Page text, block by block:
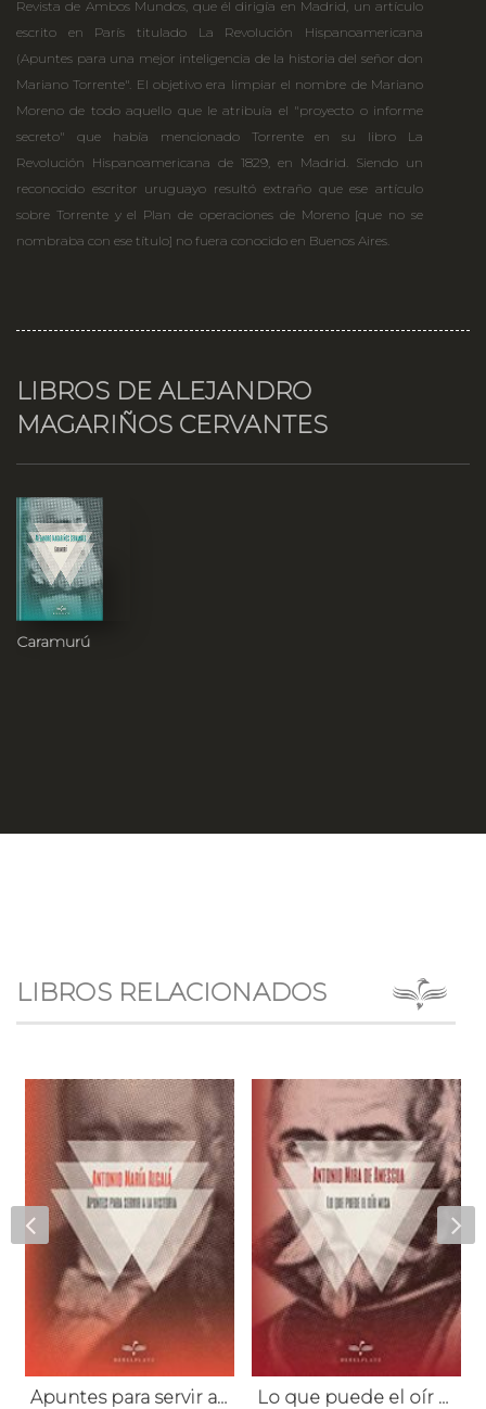
Revista de Ambos Mundos, que él dirigía en Madrid, un artículo
escrito en París titulado La Revolución Hispanoamericana
(Apuntes para una mejor inteligencia de la historia del señor don
Mariano Torrente". El objetivo era limpiar el nombre de Mariano
Moreno de todo aquello que le atribuía el "proyecto o informe
secreto" que había mencionado Torrente en su libro La
Revolución Hispanoamericana de 1829, en Madrid. Siendo un
reconocido escritor uruguayo resultó extraño que ese artículo
sobre Torrente y el Plan de operaciones de Moreno [que no se
nombraba con ese título] no fuera conocido en Buenos Aires.
LIBROS DE ALEJANDRO
MAGARIÑOS CERVANTES
Caramurú
LIBROS RELACIONADOS
Apuntes para servir a la historia Lo que puede el oír misa